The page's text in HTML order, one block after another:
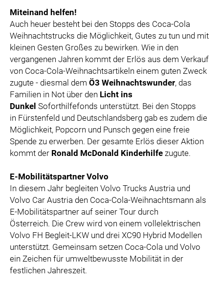
Miteinand helfen!
Auch heuer besteht bei den Stopps des Coca-Cola
Weihnachtstrucks die Möglichkeit, Gutes zu tun und mit
kleinen Gesten Großes zu bewirken. Wie in den
vergangenen Jahren kommt der Erlös aus dem Verkauf
von Coca-Cola-Weihnachtsartikeln einem guten Zweck
zugute - diesmal dem Ö3 Weihnachtswunder, das
Familien in Not über den Licht ins
Dunkel Soforthilfefonds unterstützt. Bei den Stopps
in Fürstenfeld und Deutschlandsberg gab es zudem die
Möglichkeit, Popcorn und Punsch gegen eine freie
Spende zu erwerben. Der gesamte Erlös dieser Aktion
kommt der Ronald McDonald Kinderhilfe zugute.
E-Mobilitätspartner Volvo
In diesem Jahr begleiten Volvo Trucks Austria und
Volvo Car Austria den Coca-Cola-Weihnachtsmann als
E-Mobilitätspartner auf seiner Tour durch
Österreich. Die Crew wird von einem vollelektrischen
Volvo FH Begleit-LKW und drei XC90 Hybrid Modellen
unterstützt. Gemeinsam setzen Coca-Cola und Volvo
ein Zeichen für umweltbewusste Mobilität in der
festlichen Jahreszeit.